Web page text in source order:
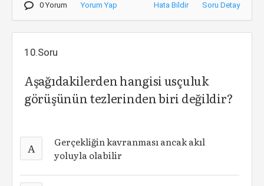
0 Yorum Yorum Yap Hata Bildir Soru Detay
10.Soru
Aşağıdakilerden hangisi usçuluk
görüşünün tezlerinden biri değildir?
A
Gerçekliğin kavranması ancak akıl
yoluyla olabilir